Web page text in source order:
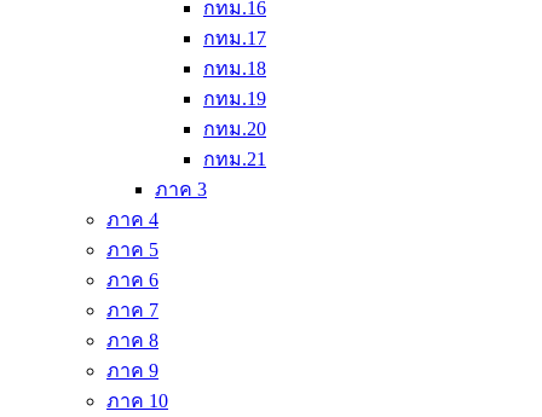
กทม.16
กทม.17
กทม.18
กทม.19
กทม.20
กทม.21
ภาค 3
ภาค 4
ภาค 5
ภาค 6
ภาค 7
ภาค 8
ภาค 9
ภาค 10